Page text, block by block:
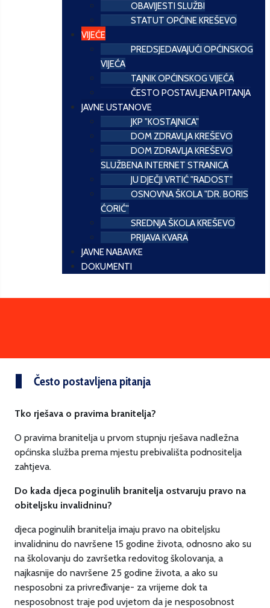
OBAVIJESTI SLUŽBI
STATUT OPĆINE KREŠEVO
VIJEĆE
PREDSJEDAVAJUĆI OPĆINSKOG
VIJEĆA
TAJNIK OPĆINSKOG VIJEĆA
ČESTO POSTAVLJENA PITANJA
JAVNE USTANOVE
JKP "KOSTAJNICA"
DOM ZDRAVLJA KREŠEVO
DOM ZDRAVLJA KREŠEVO
SLUŽBENA INTERNET STRANICA
JU DJEČJI VRTIĆ "RADOST"
OSNOVNA ŠKOLA "DR. BORIS
ĆORIĆ"
SREDNJA ŠKOLA KREŠEVO
PRIJAVA KVARA
JAVNE NABAVKE
DOKUMENTI
Često postavljena pitanja
Tko rješava o pravima branitelja?
O pravima branitelja u prvom stupnju rješava nadležna
općinska služba prema mjestu prebivališta podnositelja
zahtjeva.
Do kada djeca poginulih branitelja ostvaruju pravo na
obiteljsku invalidninu?
djeca poginulih branitelja imaju pravo na obiteljsku
invalidninu do navršene 15 godine života, odnosno ako su
na školovanju do završetka redovitog školovanja, a
najkasnije do navršene 25 godine života, a ako su
nesposobni za privređivanje- za vrijeme dok ta
nesposobnost traje pod uvjetom da je nesposobnost